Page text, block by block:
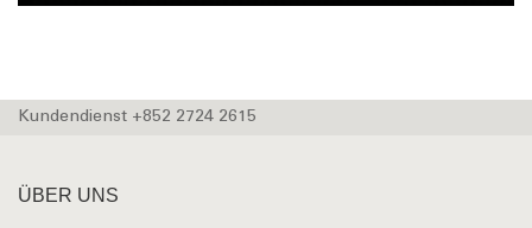
Kundendienst +852 2724 2615
ÜBER UNS